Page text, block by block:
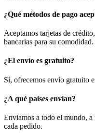
¿Qué métodos de pago
Aceptamos tarjetas de
bancarias para su comodidad.
¿El envío es gratuito?
Sí, ofrecemos envío gratuito
¿A qué países envían?
Enviamos a todo el mundo,
cada pedido.